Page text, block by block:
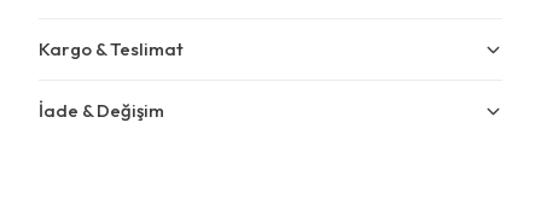
Kargo & Teslimat
İade & Değişim